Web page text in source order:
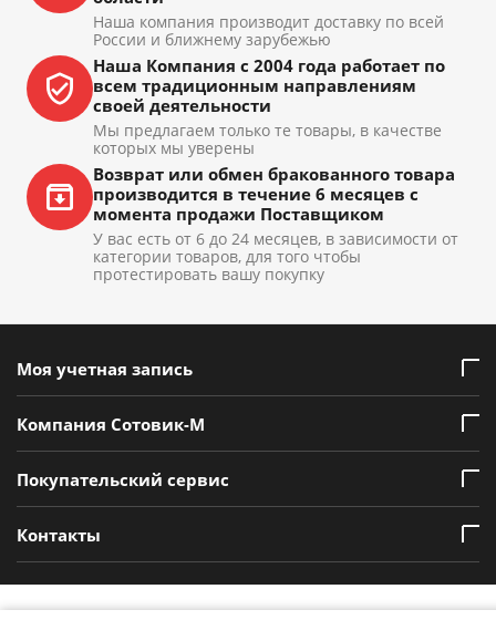
Наша компания производит доставку по всей
России и ближнему зарубежью
Наша Компания с 2004 года работает по
всем традиционным направлениям
своей деятельности
Мы предлагаем только те товары, в качестве
которых мы уверены
Возврат или обмен бракованного товара
производится в течение 6 месяцев с
момента продажи Поставщиком
У вас есть от 6 до 24 месяцев, в зависимости от
категории товаров, для того чтобы
протестировать вашу покупку
Моя учетная запись
Компания Сотовик-М
Покупательский сервис
Контакты